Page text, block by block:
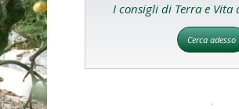
I consigli di Terra e
Cerca adesso